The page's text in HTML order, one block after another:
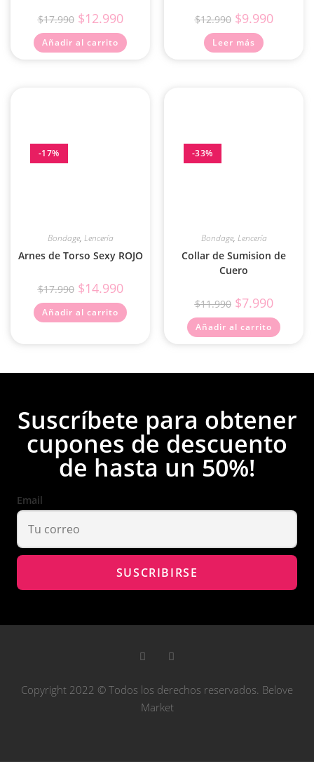
$17.990 $12.990
Añadir al carrito
$12.990 $9.990
Leer más
-17%
Bondage, Lencería
Arnes de Torso Sexy ROJO
$17.990 $14.990
Añadir al carrito
-33%
Bondage, Lencería
Collar de Sumision de
Cuero
$11.990 $7.990
Añadir al carrito
Suscríbete para obtener
cupones de descuento
de hasta un 50%!
Email
Copyright 2022 © Todos los derechos reservados. Belove
Market